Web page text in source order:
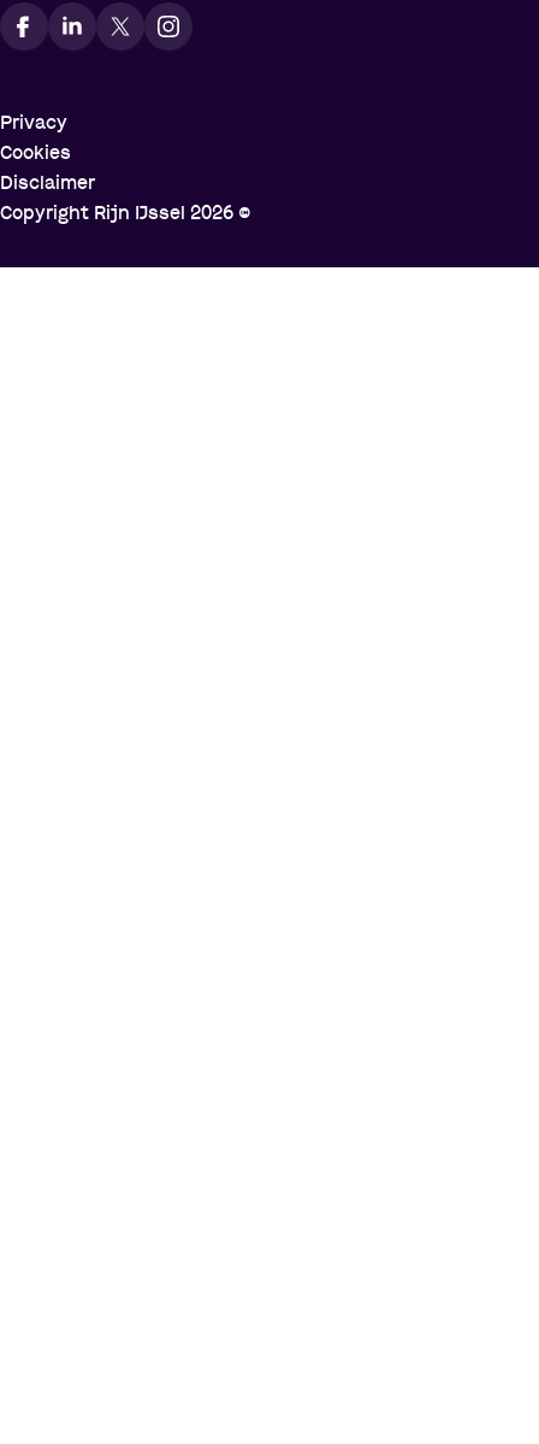
Vindt ons op social media
Privacy
Cookies
Disclaimer
Copyright Rijn IJssel 2026 ©